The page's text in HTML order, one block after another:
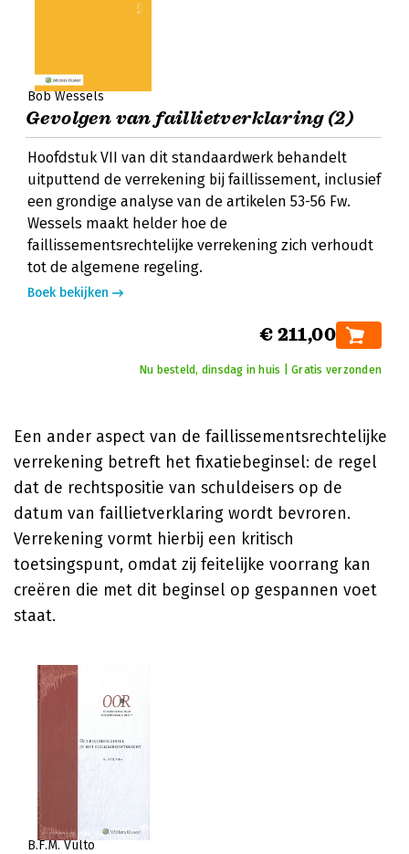
Bob Wessels
Gevolgen van faillietverklaring (2)
Hoofdstuk VII van dit standaardwerk behandelt
uitputtend de verrekening bij faillissement, inclusief
een grondige analyse van de artikelen 53-56 Fw.
Wessels maakt helder hoe de
faillissementsrechtelijke verrekening zich verhoudt
tot de algemene regeling.
Boek bekijken
€ 211,00
Nu besteld, dinsdag in huis | Gratis verzonden
Een ander aspect van de faillissementsrechtelijke
verrekening betreft het fixatiebeginsel: de regel
dat de rechtspositie van schuldeisers op de
datum van faillietverklaring wordt bevroren.
Verrekening vormt hierbij een kritisch
toetsingspunt, omdat zij feitelijke voorrang kan
creëren die met dit beginsel op gespannen voet
staat.
B.F.M. Vulto